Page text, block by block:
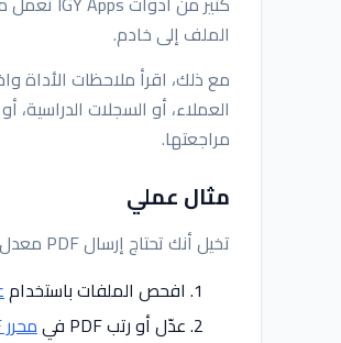
الملف إلى خادم.
مع ذلك، اقرأ ملاحظات الأداة
العملاء، أو السجلات
مراجعتها.
مثال عملي
تخيل أنك تحتاج إرسال PDF معدل وصورة مصغرة إلى عميل. سير عمل نظيف قد يكون:
افحص الملفات باستخدام
عدّل أو رتب PDF في
محرر PDF